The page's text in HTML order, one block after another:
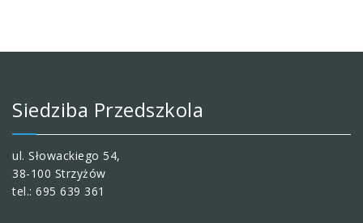
Siedziba Przedszkola
ul. Słowackiego 54,
38-100 Strzyżów
tel.: 695 639 361